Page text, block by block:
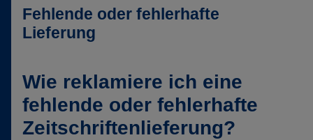
Fehlende oder fehlerhafte
Lieferung
Wie reklamiere ich eine
fehlende oder fehlerhafte
Zeitschriftenlieferung?